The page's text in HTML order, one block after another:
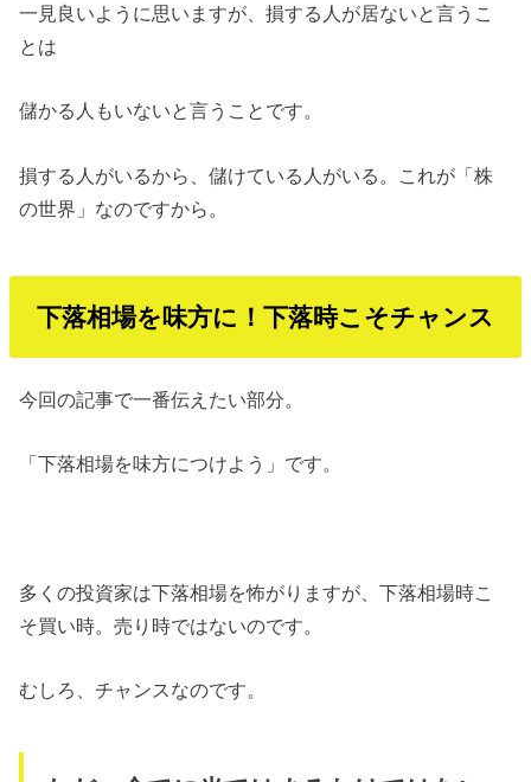
一見良いように思いますが、損する人が居ないと言うこ
とは
儲かる人もいないと言うことです。
損する人がいるから、儲けている人がいる。これが「株
の世界」なのですから。
下落相場を味方に！下落時こそチャンス
今回の記事で一番伝えたい部分。
「下落相場を味方につけよう」です。
多くの投資家は下落相場を怖がりますが、下落相場時こ
そ買い時。売り時ではないのです。
むしろ、チャンスなのです。